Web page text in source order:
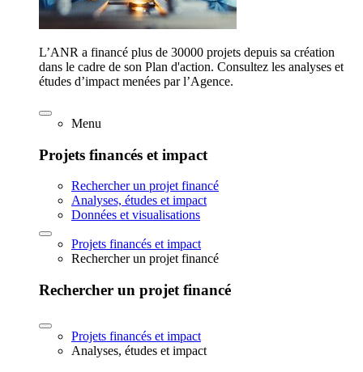
L’ANR a financé plus de 30000 projets depuis sa création
dans le cadre de son Plan d'action. Consultez les analyses et
études d’impact menées par l’Agence.
Menu
Projets financés et impact
Rechercher un projet financé
Analyses, études et impact
Données et visualisations
Projets financés et impact
Rechercher un projet financé
Rechercher un projet financé
Projets financés et impact
Analyses, études et impact